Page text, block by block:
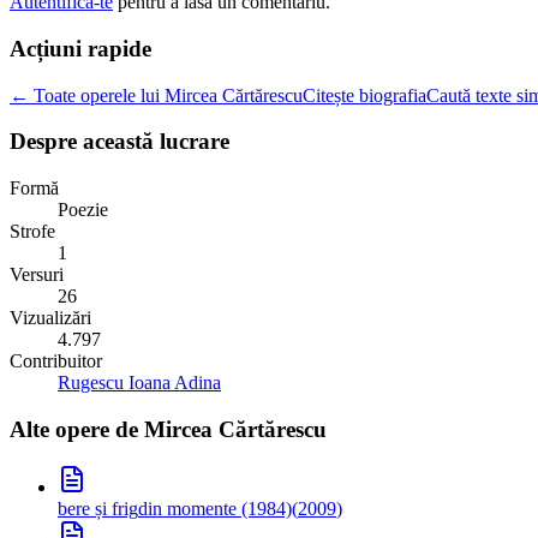
Acțiuni rapide
← Toate operele lui Mircea CărtărescuCitește biografiaCaută texte
Despre această lucrare
Formă
Poezie
Strofe
1
Versuri
26
Vizualizări
4.797
Contribuitor
Rugescu Ioana Adina
Alte opere de Mircea Cărtărescu
bere și frigdin momente (1984)(2009)